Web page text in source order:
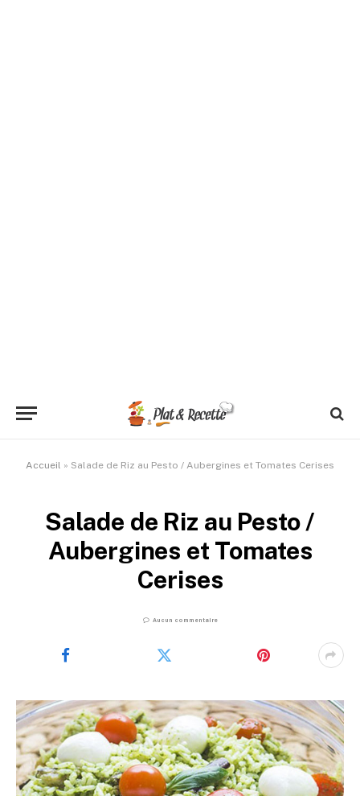
Accueil » Salade de Riz au Pesto / Aubergines et Tomates Cerises
Salade de Riz au Pesto /
Aubergines et Tomates
Cerises
Aucun commentaire